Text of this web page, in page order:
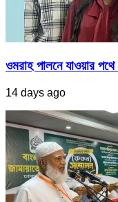
ওমরাহ পালনে যাওয়ার
14 days ago